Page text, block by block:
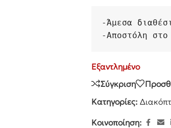
-Άμεσα
-Αποστόλη
Εξαντλημένο
Σύγκριση
Κατηγορίες:
Κοινοποίηση: